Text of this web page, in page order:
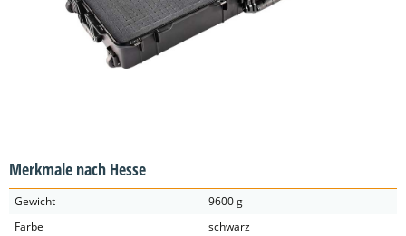
Merkmale nach Hesse
Gewicht
9600 g
Farbe
schwarz